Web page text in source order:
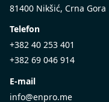
81400 Nikšić, Crna Gora
Telefon
+382 40 253 401
+382 69 046 914
E-mail
info@enpro.me